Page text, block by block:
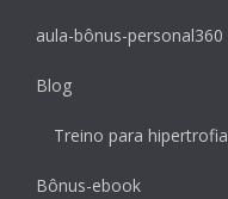
aula-bônus-personal360
Blog
Treino para hipertrofia
Bônus-ebook